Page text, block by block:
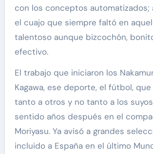
con los conceptos automatizados;
el cuajo que siempre faltó en
talentoso aunque bizcochón,
efectivo.
El trabajo que iniciaron los
Kagawa, ese deporte, el fútbol,
tanto a otros y no tanto a los
sentido años después en el
Moriyasu. Ya avisó a grandes
incluido a España en el último